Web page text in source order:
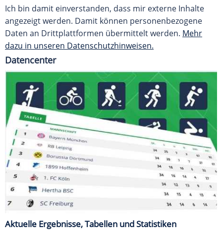
Ich bin damit einverstanden, dass mir externe Inhalte
angezeigt werden. Damit können personenbezogene
Daten an Drittplattformen übermittelt werden. Mehr
dazu in unseren Datenschutzhinweisen.
Datencenter
Aktuelle Ergebnisse, Tabellen und Statistiken